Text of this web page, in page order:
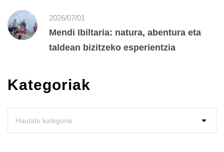
2026/07/01
Mendi Ibiltaria: natura, abentura eta
taldean bizitzeko esperientzia
Kategoriak